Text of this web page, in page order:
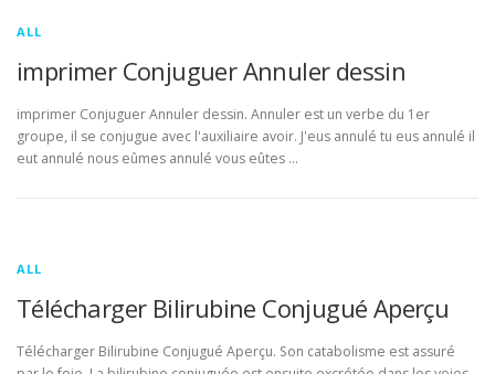
ALL
imprimer Conjuguer Annuler dessin
imprimer Conjuguer Annuler dessin. Annuler est un verbe du 1er
groupe, il se conjugue avec l'auxiliaire avoir. J'eus annulé tu eus annulé il
eut annulé nous eûmes annulé vous eûtes …
ALL
Télécharger Bilirubine Conjugué Aperçu
Télécharger Bilirubine Conjugué Aperçu. Son catabolisme est assuré